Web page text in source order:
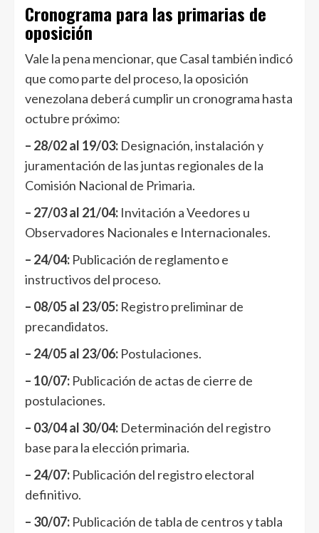
Cronograma para las primarias de
oposición
Vale la pena mencionar, que Casal también indicó
que como parte del proceso, la oposición
venezolana deberá cumplir un cronograma hasta
octubre próximo:
– 28/02 al 19/03: Designación, instalación y
juramentación de las juntas regionales de la
Comisión Nacional de Primaria.
– 27/03 al 21/04: Invitación a Veedores u
Observadores Nacionales e Internacionales.
– 24/04: Publicación de reglamento e
instructivos del proceso.
– 08/05 al 23/05: Registro preliminar de
precandidatos.
– 24/05 al 23/06: Postulaciones.
– 10/07: Publicación de actas de cierre de
postulaciones.
– 03/04 al 30/04: Determinación del registro
base para la elección primaria.
– 24/07: Publicación del registro electoral
definitivo.
– 30/07: Publicación de tabla de centros y tabla